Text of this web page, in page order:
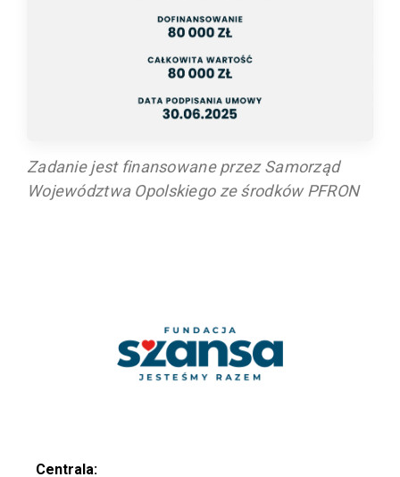
Zadanie jest finansowane przez Samorząd
Województwa Opolskiego ze środków PFRON
Centrala: